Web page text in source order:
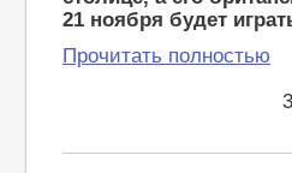
21 ноября будет
Прочитать полностью